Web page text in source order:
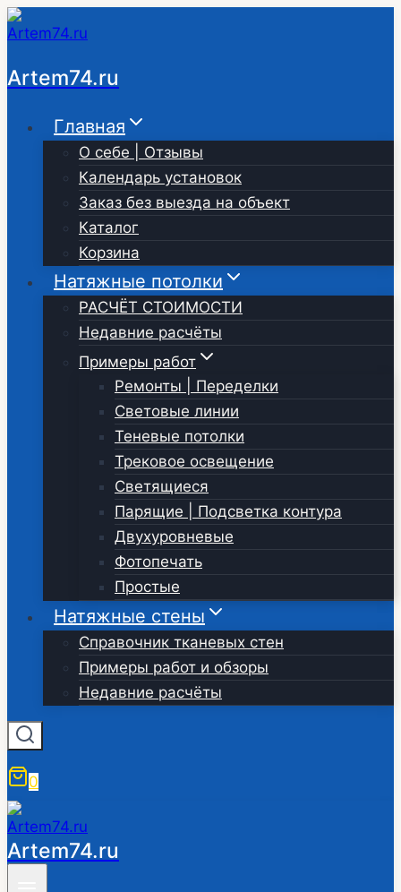
Перейти
к
содержимому
Artem74.ru
Главная
О себе | Отзывы
Календарь установок
Заказ без выезда на объект
Каталог
Корзина
Натяжные потолки
РАСЧЁТ СТОИМОСТИ
Недавние расчёты
Примеры работ
Ремонты | Переделки
Световые линии
Теневые потолки
Трековое освещение
Светящиеся
Парящие | Подсветка контура
Двухуровневые
Фотопечать
Простые
Натяжные стены
Справочник тканевых стен
Примеры работ и обзоры
Недавние расчёты
0
Artem74.ru